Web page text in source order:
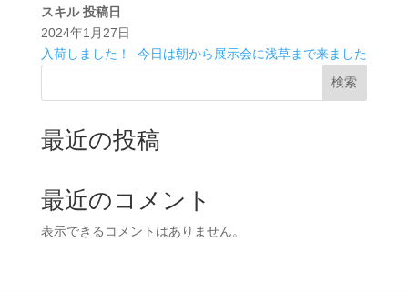
スキル 投稿日
2024年1月27日
入荷しました！⁡
今日は朝から展示会に浅草まで来ました
検索
最近の投稿
最近のコメント
表示できるコメントはありません。